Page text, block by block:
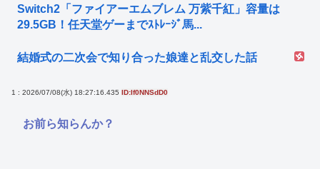
Switch2「ファイアーエムブレム 万紫千紅」容量は
29.5GB！任天堂ゲーまでｽﾄﾚｰｼﾞ馬...
結婚式の二次会で知り合った娘達と乱交した話
1 : 2026/07/08(水) 18:27:16.435 ID:If0NNSdD0
お前ら知らんか？